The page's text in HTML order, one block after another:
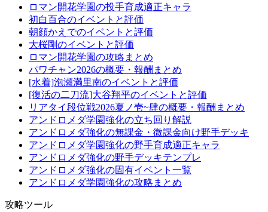
ロマン開花学園の投手育成適正キャラ
初白百合のイベントと評価
朝顔かえでのイベントと評価
大桜剛のイベントと評価
ロマン開花学園の攻略まとめ
パワチャン2026の概要・報酬まとめ
[水着]泡瀬満里南のイベントと評価
[復活の二刀流]大谷翔平のイベントと評価
リアタイ段位戦2026夏ノ壱~肆の概要・報酬まとめ
アンドロメダ学園強化の立ち回り解説
アンドロメダ強化の無課金・微課金向け野手デッキ
アンドロメダ学園強化の野手育成適正キャラ
アンドロメダ強化の野手デッキテンプレ
アンドロメダ強化の固有イベント一覧
アンドロメダ学園強化の攻略まとめ
攻略ツール